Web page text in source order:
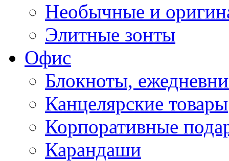
Необычные и
Элитные зонты
Офис
Блокноты,
Канцелярские товары
Корпоративные
Карандаши